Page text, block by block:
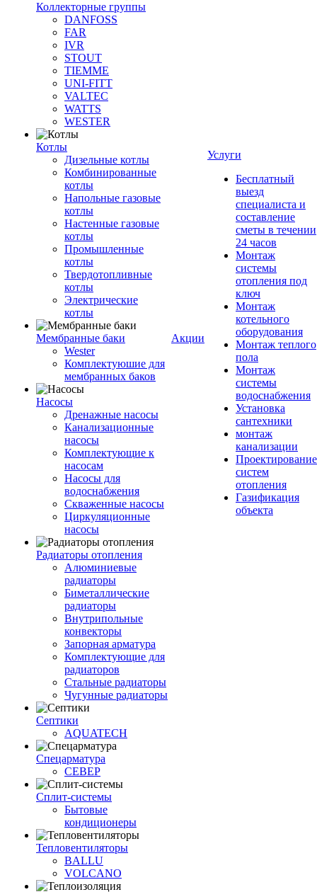
Коллекторные группы
DANFOSS
FAR
IVR
STOUT
TIEMME
UNI-FITT
VALTEC
WATTS
WESTER
Котлы
Дизельные котлы
Комбинированные
котлы
Напольные газовые
котлы
Настенные газовые
котлы
Промышленные
котлы
Твердотопливные
котлы
Электрические
котлы
Мембранные баки
Wester
Комплектуюшие для
мембранных баков
Насосы
Дренажные насосы
Канализационные
насосы
Комплектующие к
насосам
Насосы для
водоснабжения
Скваженные насосы
Циркуляционные
насосы
Радиаторы отопления
Алюминиевые
радиаторы
Биметаллические
радиаторы
Внутрипольные
конвекторы
Запорная арматура
Комплектующие для
радиаторов
Стальные радиаторы
Чугунные радиаторы
Септики
AQUATECH
Спецарматура
СЕВЕР
Сплит-системы
Бытовые
кондиционеры
Тепловентиляторы
BALLU
VOLCANO
Акции
Услуги
Бесплатный
выезд
специалиста и
составление
сметы в течении
24 часов
Монтаж
системы
отопления под
ключ
Монтаж
котельного
оборудования
Монтаж теплого
пола
Монтаж
системы
водоснабжения
Установка
сантехники
монтаж
канализации
Проектирование
систем
отопления
Газификация
объекта